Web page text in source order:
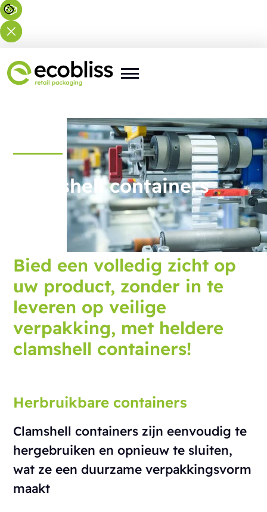
Clamshell containers
Bied een volledig zicht op
uw product, zonder in te
leveren op veilige
verpakking, met heldere
clamshell containers!
Herbruikbare containers
Clamshell containers zijn eenvoudig te
hergebruiken en opnieuw te sluiten,
wat ze een duurzame verpakkingsvorm
maakt